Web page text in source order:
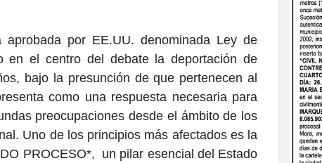
por EE.UU. denominada Ley de
el centro del debate la deportación de
bajo la presunción de que pertenecen al
como una respuesta necesaria para
preocupaciones desde el ámbito de los
Uno de los principios más afectados es la
PROCESO*, un pilar esencial del Estado